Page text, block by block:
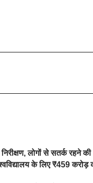
निरीक्षण, लोगों से सतर्क
के लिए ₹459 करोड़